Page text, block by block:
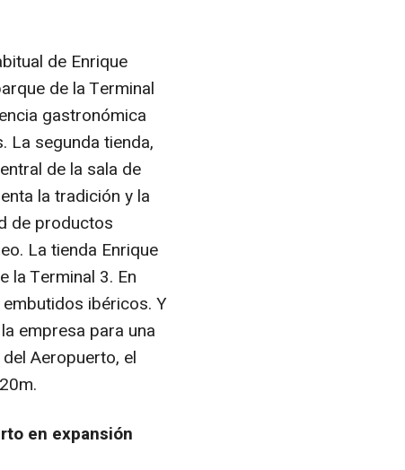
de Enrique
de la Terminal
gastronómica
La segunda tienda,
de la sala de
la tradición y la
de productos
La tienda Enrique
la Terminal 3. En
ibéricos. Y
empresa para una
Aeropuerto, el
en expansión